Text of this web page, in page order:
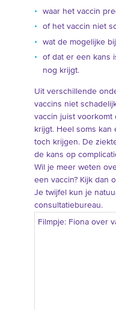
waar het vaccin
of het vaccin niet
wat de mogelijke
of dat er een kans
nog krijgt.
Uit verschillende
vaccins niet
vaccin juist voorkomt
krijgt. Heel soms kan
toch krijgen. De
de kans op
Wil je meer weten
een vaccin? Kijk dan
Je twijfel kun je
consultatiebureau.
Filmpje: Fiona over